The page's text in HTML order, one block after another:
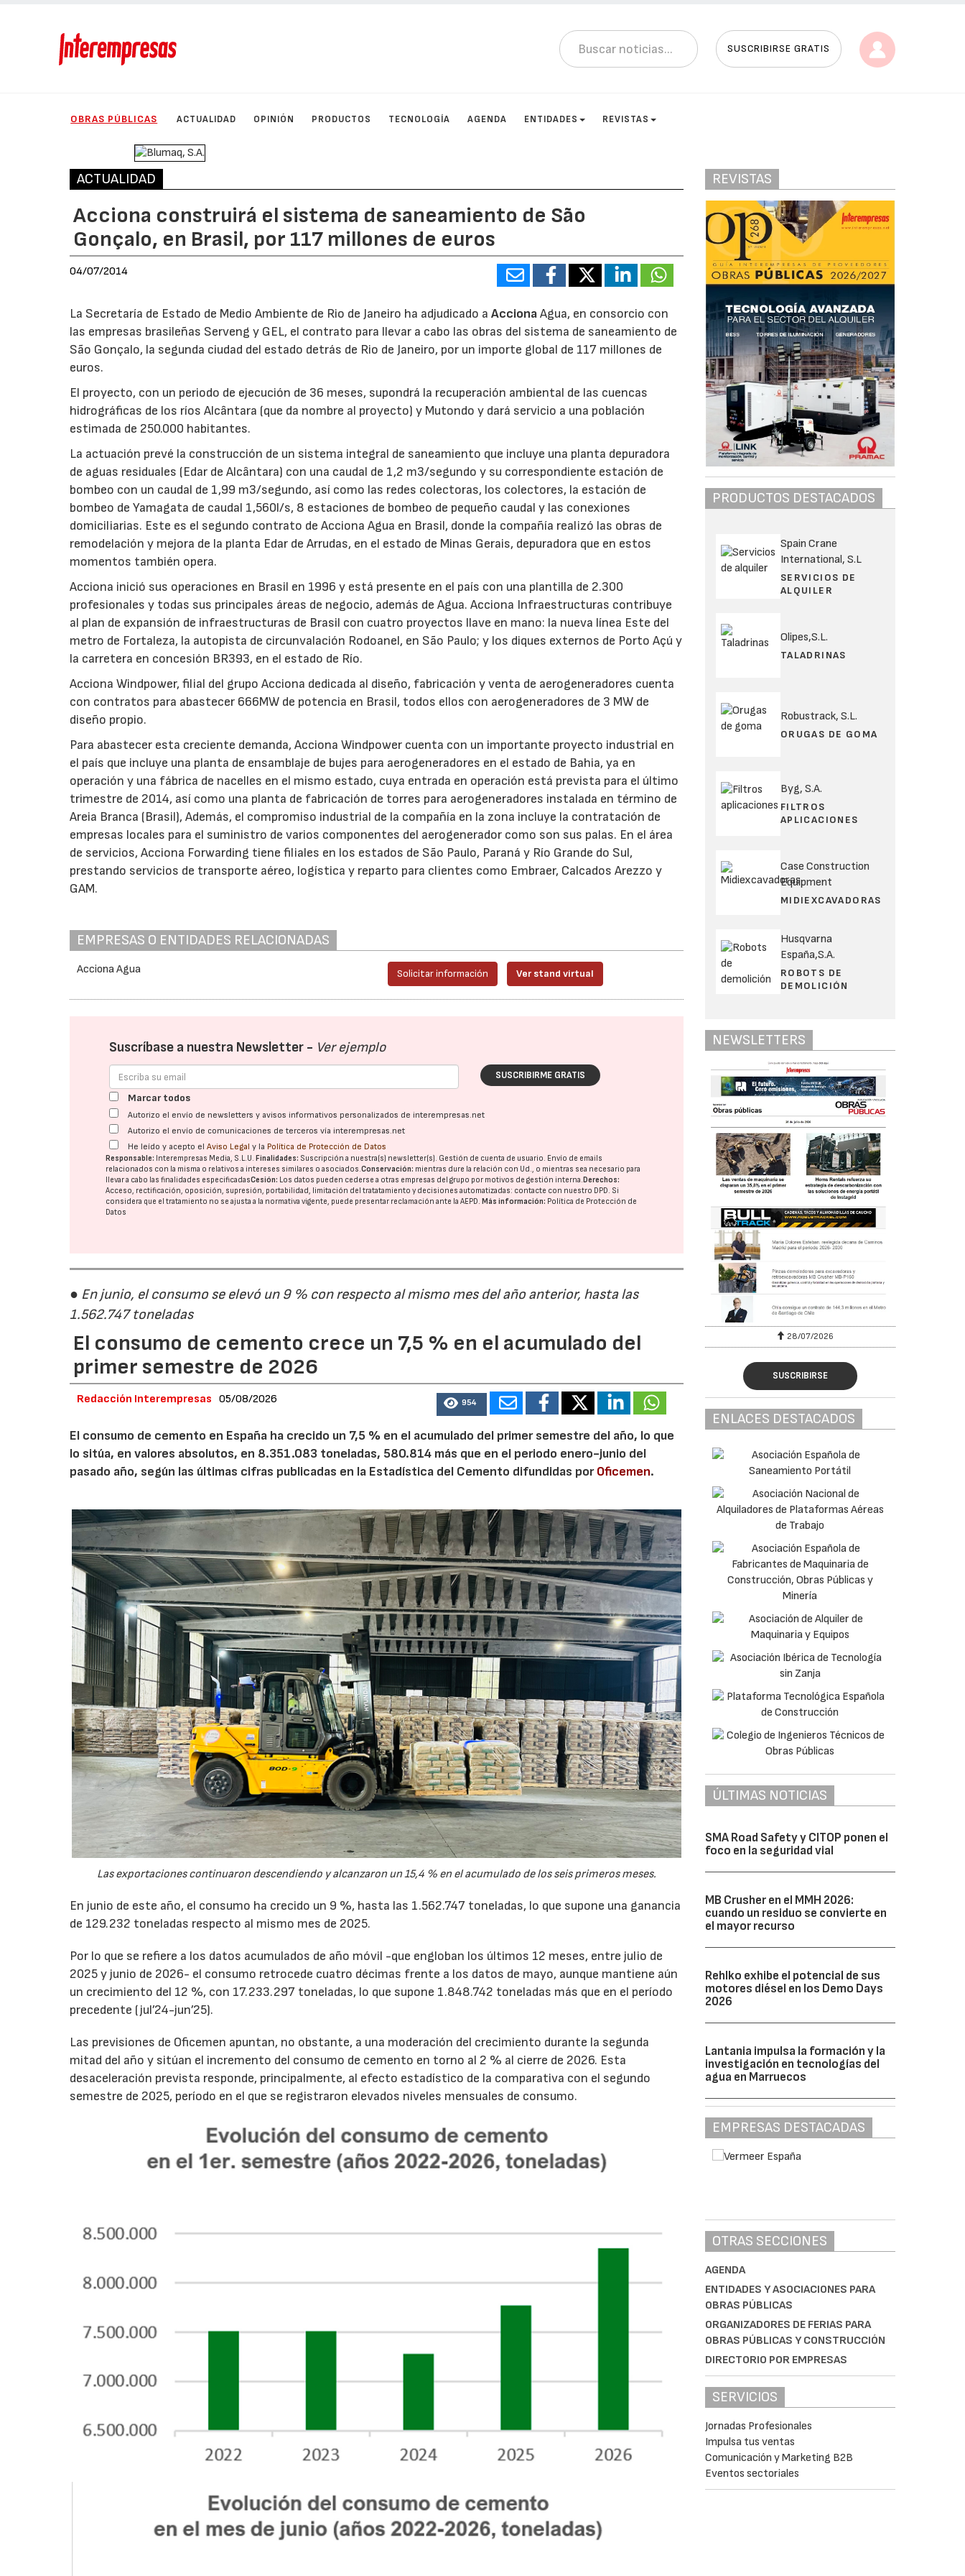
SUSCRIBIRSE GRATIS
OBRAS PÚBLICAS ACTUALIDAD OPINIÓN PRODUCTOS TECNOLOGÍA AGENDA ENTIDADES REVISTAS
ACTUALIDAD
Acciona construirá el sistema de saneamiento de São
Gonçalo, en Brasil, por 117 millones de euros
04/07/2014
La Secretaría de Estado de Medio Ambiente de Rio de Janeiro ha adjudicado aAccionaAgua, en consorcio con
las empresas brasileñas Serveng y GEL, el contrato para llevar a cabo las obras del sistema de saneamiento de
São Gonçalo, la segunda ciudad del estado detrás de Rio de Janeiro, por un importe global de 117 millones de
euros.
El proyecto, con un periodo de ejecución de 36 meses, supondrá la recuperación ambiental de las cuencas
hidrográficas de los ríos Alcântara (que da nombre al proyecto) y Mutondo y dará servicio a una población
estimada de 250.000 habitantes.
La actuación prevé la construcción de un sistema integral de saneamiento que incluye una planta depuradora
de aguas residuales (Edar de Alcântara) con una caudal de 1,2 m3/segundo y su correspondiente estación de
bombeo con un caudal de 1,99 m3/segundo, así como las redes colectoras, los colectores, la estación de
bombeo de Yamagata de caudal 1,560l/s, 8 estaciones de bombeo de pequeño caudal y las conexiones
domiciliarias. Este es el segundo contrato de Acciona Agua en Brasil, donde la compañía realizó las obras de
remodelación y mejora de la planta Edar de Arrudas, en el estado de Minas Gerais, depuradora que en estos
momentos también opera.
Acciona inició sus operaciones en Brasil en 1996 y está presente en el país con una plantilla de 2.300
profesionales y todas sus principales áreas de negocio, además de Agua. Acciona Infraestructuras contribuye
al plan de expansión de infraestructuras de Brasil con cuatro proyectos llave en mano: la nueva línea Este del
metro de Fortaleza, la autopista de circunvalación Rodoanel, en São Paulo; y los diques externos de Porto Açú y
la carretera en concesión BR393, en el estado de Río.
Acciona Windpower, filial del grupo Acciona dedicada al diseño, fabricación y venta de aerogeneradores cuenta
con contratos para abastecer 666MW de potencia en Brasil, todos ellos con aerogeneradores de 3 MW de
diseño propio.
Para abastecer esta creciente demanda, Acciona Windpower cuenta con un importante proyecto industrial en
el país que incluye una planta de ensamblaje de bujes para aerogeneradores en el estado de Bahia, ya en
operación y una fábrica de nacelles en el mismo estado, cuya entrada en operación está prevista para el último
trimestre de 2014, así como una planta de fabricación de torres para aerogeneradores instalada en término de
Areia Branca (Brasil), Además, el compromiso industrial de la compañía en la zona incluye la contratación de
empresas locales para el suministro de varios componentes del aerogenerador como son sus palas. En el área
de servicios, Acciona Forwarding tiene filiales en los estados de São Paulo, Paraná y Río Grande do Sul,
prestando servicios de transporte aéreo, logística y reparto para clientes como Embraer, Calcados Arezzo y
GAM.
EMPRESAS O ENTIDADES RELACIONADAS
Acciona Agua Solicitar información Ver stand virtual
Suscríbase a nuestra Newsletter - Ver ejemplo
SUSCRIBIRME GRATIS
Marcar todos
Autorizo el envío de newsletters y avisos informativos personalizados de interempresas.net
Autorizo el envío de comunicaciones de terceros vía interempresas.net
He leído y acepto elAviso Legal y la Política de Protección de Datos
Responsable: Interempresas Media, S.L.U. Finalidades: Suscripción a nuestra(s) newsletter(s). Gestión de cuenta de usuario. Envío de emails
relacionados con la misma o relativos a intereses similares o asociados.Conservación: mientras dure la relación con Ud., o mientras sea necesario para
llevar a cabo las finalidades especificadasCesión: Los datos pueden cederse a otras empresas del grupo por motivos de gestión interna. Derechos:
Acceso, rectificación, oposición, supresión, portabilidad, limitación del tratatamiento y decisiones automatizadas: contacte con nuestro DPD. Si
considera que el tratamiento no se ajusta a la normativa vigente, puede presentar reclamación ante laAEPD. Más información: Política de Protección de
Datos
● En junio, el consumo se elevó un 9 % con respecto al mismo mes del año anterior, hasta las
1.562.747 toneladas
El consumo de cemento crece un 7,5 % en el acumulado del
primer semestre de 2026
Redacción Interempresas 05/08/2026 954
El consumo de cemento en España ha crecido un 7,5 % en el acumulado del primer semestre del año, lo que
lo sitúa, en valores absolutos, en 8.351.083 toneladas, 580.814 más que en el periodo enero-junio del
pasado año, según las últimas cifras publicadas en la Estadística del Cemento difundidas porOficemen.
Las exportaciones continuaron descendiendo y alcanzaron un 15,4 % en el acumulado de los seis primeros meses.
En junio de este año, el consumo ha crecido un 9 %, hasta las 1.562.747 toneladas, lo que supone una ganancia
de 129.232 toneladas respecto al mismo mes de 2025.
Por lo que se refiere a los datos acumulados de año móvil -que engloban los últimos 12 meses, entre julio de
2025 y junio de 2026- el consumo retrocede cuatro décimas frente a los datos de mayo, aunque mantiene aún
un crecimiento del 12 %, con 17.233.297 toneladas, lo que supone 1.848.742 toneladas más que en el período
precedente (jul’24-jun’25).
Las previsiones de Oficemen apuntan, no obstante, a una moderación del crecimiento durante la segunda
mitad del año y sitúan el incremento del consumo de cemento en torno al 2 % al cierre de 2026. Esta
desaceleración prevista responde, principalmente, al efecto estadístico de la comparativa con el segundo
semestre de 2025, período en el que se registraron elevados niveles mensuales de consumo.
REVISTAS
PRODUCTOS DESTACADOS
Spain Crane
International, S.L
SERVICIOS DE
ALQUILER
Olipes,S.L.
TALADRINAS
Robustrack, S.L.
ORUGAS DE GOMA
Byg, S.A.
FILTROS
APLICACIONES
Case Construction
Equipment
MIDIEXCAVADORAS
Husqvarna
España,S.A.
ROBOTS DE
DEMOLICIÓN
NEWSLETTERS
28/07/2026 30/07/2026 28/07/2026
SUSCRIBIRSE
ENLACES DESTACADOS
ÚLTIMAS NOTICIAS
SMA Road Safety y CITOP ponen el
foco en la seguridad vial
MB Crusher en el MMH 2026:
cuando un residuo se convierte en
el mayor recurso
Rehlko exhibe el potencial de sus
motores diésel en los Demo Days
2026
Lantania impulsa la formación y la
investigación en tecnologías del
agua en Marruecos
EMPRESAS DESTACADAS
OTRAS SECCIONES
AGENDA
ENTIDADES Y ASOCIACIONES PARA
OBRAS PÚBLICAS
ORGANIZADORES DE FERIAS PARA
OBRAS PÚBLICAS Y CONSTRUCCIÓN
DIRECTORIO POR EMPRESAS
SERVICIOS
Jornadas Profesionales
Impulsa tus ventas
Comunicación y Marketing B2B
Eventos sectoriales